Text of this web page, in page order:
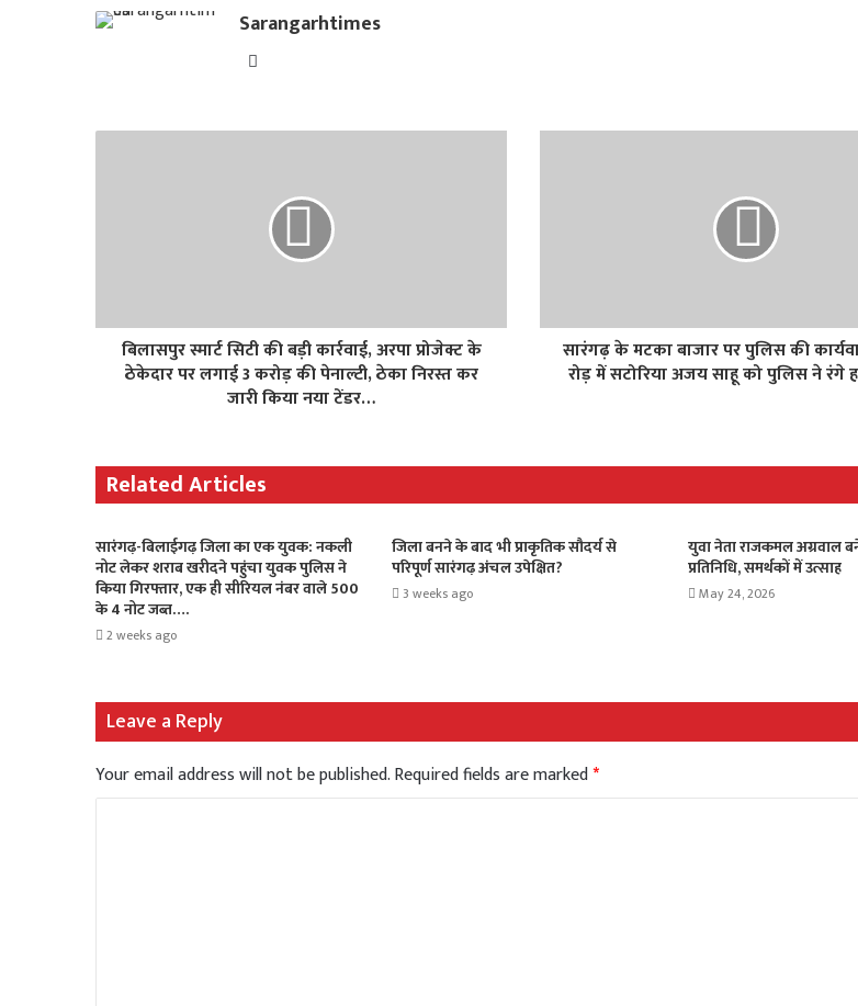
Sarangarhtimes
Website
बिलासपुर स्मार्ट सिटी की बड़ी कार्रवाई, अरपा प्रोजेक्ट के
ठेकेदार पर लगाई 3 करोड़ की पेनाल्टी, ठेका निरस्त कर
जारी किया नया टेंडर…
सारंगढ़ के मटका बाजार पर पुलिस की
रोड़ में सटोरिया अजय साहू को पुलिस ने रंगे
Related Articles
सारंगढ़-बिलाईगढ़ जिला का एक युवक: नकली
नोट लेकर शराब खरीदने पहुंचा युवक पुलिस ने
किया गिरफ्तार, एक ही सीरियल नंबर वाले 500
के 4 नोट जब्त….
2 weeks ago
जिला बनने के बाद भी प्राकृतिक सौदर्य से
परिपूर्ण सारंगढ़ अंचल उपेक्षित?
3 weeks ago
युवा नेता राजकमल अग्रवाल
प्रतिनिधि, समर्थकों में उत्साह
May 24, 2026
Leave a Reply
Your email address will not be published.Required fields are marked*